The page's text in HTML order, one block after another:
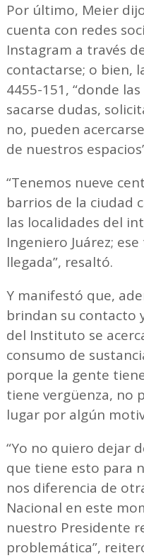
Por último, Meier
cuenta con redes
Instagram a través
contactarse; o bien,
4455-151, “donde
sacarse dudas,
no, pueden
de nuestros
“Tenemos nueve
barrios de la ciudad
las localidades del
Ingeniero Juárez;
llegada”, resaltó.
Y manifestó que,
brindan su contacto
del Instituto se
consumo de
porque la gente
tiene vergüenza, no
lugar por algún
“Yo no quiero dejar
que tiene esto para
nos diferencia de
Nacional en este
nuestro Presidente
problemática”,